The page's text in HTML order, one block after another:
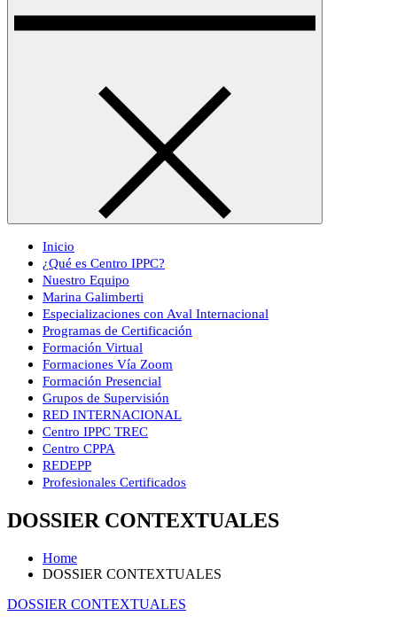
Inicio
¿Qué es Centro IPPC?
Nuestro Equipo
Marina Galimberti
Especializaciones con Aval Internacional
Programas de Certificación
Formación Virtual
Formaciones Vía Zoom
Formación Presencial
Grupos de Supervisión
RED INTERNACIONAL
Centro IPPC TREC
Centro CPPA
REDEPP
Profesionales Certificados
DOSSIER CONTEXTUALES
Home
DOSSIER CONTEXTUALES
DOSSIER CONTEXTUALES